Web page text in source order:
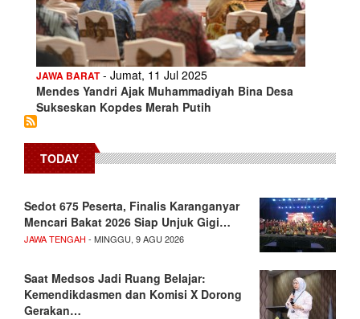
JAWA BARAT- Jumat, 11 Jul 2025
Mendes Yandri Ajak Muhammadiyah Bina Desa
Sukseskan Kopdes Merah Putih
TODAY
Sedot 675 Peserta, Finalis Karanganyar
Mencari Bakat 2026 Siap Unjuk Gigi…
JAWA TENGAH - MINGGU, 9 AGU 2026
Saat Medsos Jadi Ruang Belajar:
Kemendikdasmen dan Komisi X Dorong
Gerakan…